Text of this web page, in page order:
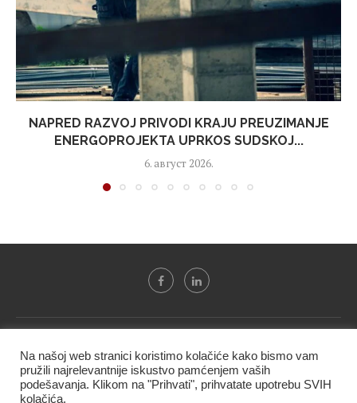
NAPRED RAZVOJ PRIVODI KRAJU PREUZIMANJE
ENERGOPROJEKTA UPRKOS SUDSKOJ...
6. август 2026.
BIF PRESS doo" i ne smeju se presnositi niti koristiti, delimično
ni u celosti, bez izričite dozvole kompanije.
Na našoj web stranici koristimo kolačiće kako bismo vam
pružili najrelevantnije iskustvo pamćenjem vaših
podešavanja. Klikom na "Prihvati", prihvatate upotrebu SVIH
kolačića.